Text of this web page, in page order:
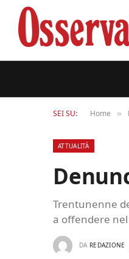
SEI SU: Home »
ATTUALITÀ
Trentunenne
a offendere
DA REDAZIONE